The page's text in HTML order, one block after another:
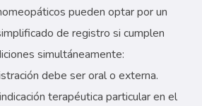
pueden optar por un
de registro si cumplen
simultáneamente:
debe ser oral o externa.
terapéutica particular en el